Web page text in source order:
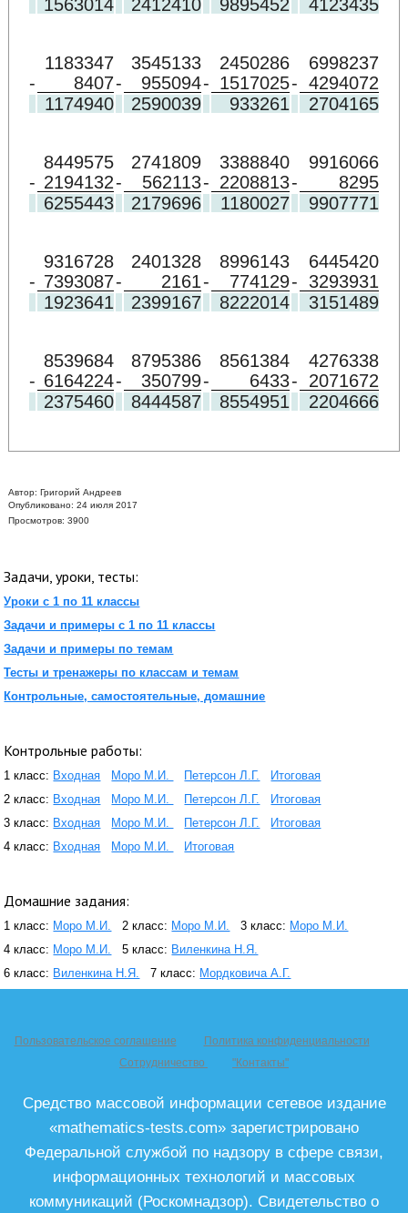
1563014
2412410 9895452 4123435
1183347 3545133 2450286
6998237
-
8407- 955094- 1517025- 4294072
1174940
2590039 933261 2704165
8449575 2741809 3388840
9916066
- 2194132- 562113- 2208813-
8295
6255443
2179696 1180027 9907771
9316728 2401328 8996143
6445420
- 7393087- 2161- 774129-
3293931
1923641
2399167 8222014 3151489
8539684 8795386 8561384
4276338
- 6164224- 350799- 6433-
2071672
2375460
8444587 8554951 2204666
Автор: Григорий Андреев
Опубликовано: 24 июля 2017
Просмотров: 3900
Задачи, уроки, тесты:
Уроки с 1 по 11 классы
Задачи и примеры с 1 по 11 классы
Задачи и примеры по темам
Тесты и тренажеры по классам и темам
Контрольные, самостоятельные, домашние
Контрольные работы:
1 класс: Входная Моро М.И. Петерсон Л.Г.
Итоговая
2 класс: Входная Моро М.И. Петерсон Л.Г.
Итоговая
3 класс: Входная Моро М.И. Петерсон Л.Г.
Итоговая
4 класс: Входная Моро М.И. Итоговая
Домашние задания:
1 класс: Моро М.И. 2 класс: Моро М.И. 3 класс: Моро М.И.
4 класс: Моро М.И. 5 класс: Виленкина Н.Я.
6 класс: Виленкина Н.Я. 7 класс: Мордковича А.Г.
Пользовательское соглашение
Политика конфиденциальности
Сотрудничество
"Контакты"
Средство массовой информации сетевое издание
«mathematics-tests.com» зарегистрировано
Федеральной службой по надзору в сфере связи,
информационных технологий и массовых
коммуникаций (Роскомнадзор). Свидетельство о